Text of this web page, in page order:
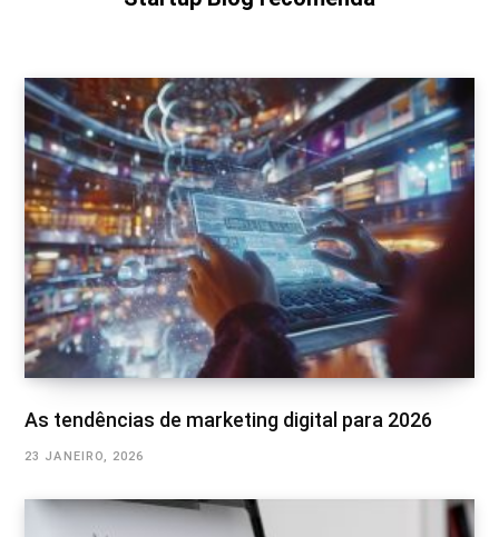
As tendências de marketing digital para 2026
23 JANEIRO, 2026